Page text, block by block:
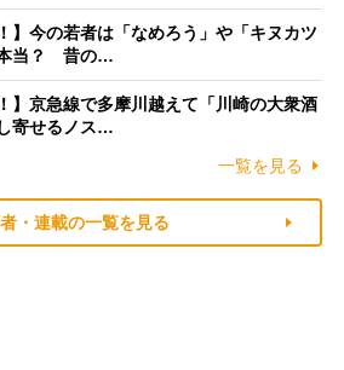
】今の若者は「なめろう」や「キヌカツ
本当？ 昔の…
】京急線で多摩川越えて「川崎の大衆酒
寄せるノス…
一覧を見る
・連載の一覧を見る